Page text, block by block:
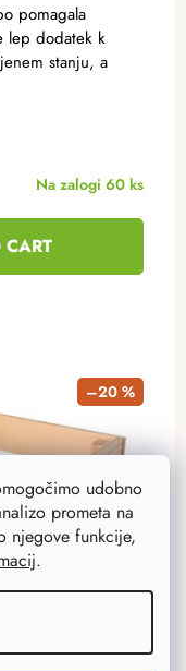
udobno
prometa na
njegove funkcije,
.
Na zalogi 60 ks
pomagala
lep dodatek k
stanju, a
–20 %